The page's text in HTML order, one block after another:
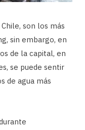
son los más
sin embargo, en
de la capital, en
se puede sentir
de agua más